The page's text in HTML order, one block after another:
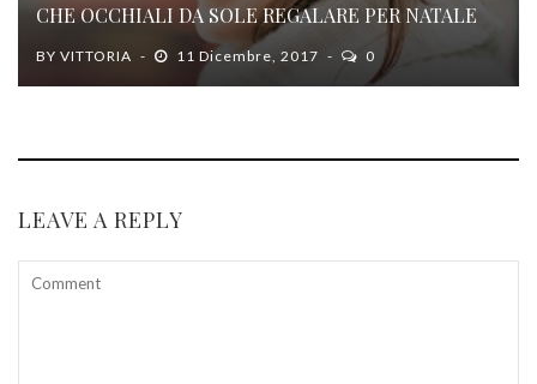
CHE OCCHIALI DA SOLE REGALARE PER NATALE
BY VITTORIA 11 Dicembre, 2017 0
LEAVE A REPLY